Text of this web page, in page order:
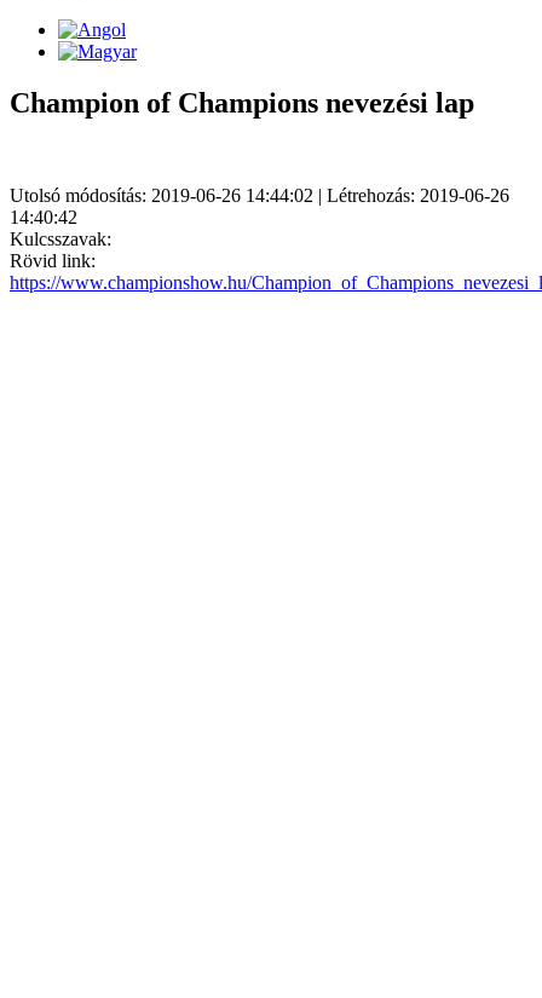
Champion of Champions nevezési lap
Utolsó módosítás: 2019-06-26 14:44:02 | Létrehozás: 2019-06-26
14:40:42
Kulcsszavak:
Rövid link:
https://www.championshow.hu/